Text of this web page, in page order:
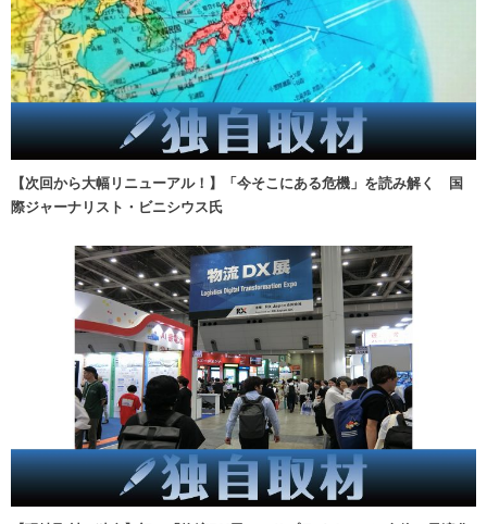
【次回から大幅リニューアル！】「今そこにある危機」を読み解く 国
際ジャーナリスト・ビニシウス氏